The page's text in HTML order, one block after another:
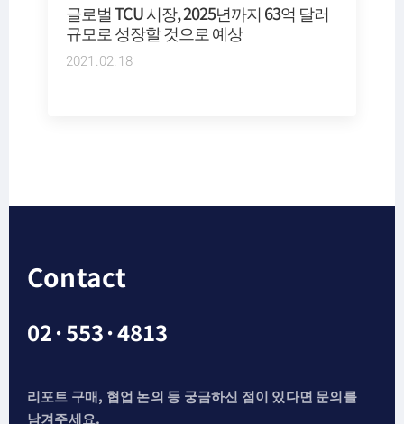
글로벌 TCU 시장, 2025년까지 63억 달러
규모로 성장할 것으로 예상
2021.02.18
Contact
02·553·4813
리포트 구매, 협업 논의 등 궁금하신 점이 있다면 문의를
남겨주세요.